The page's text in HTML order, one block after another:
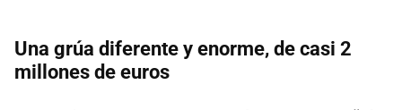
Una grúa diferente y enorme, de casi 2
millones de euros